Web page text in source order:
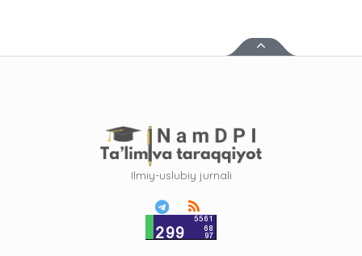
Ilmiy-uslubiy jurnali